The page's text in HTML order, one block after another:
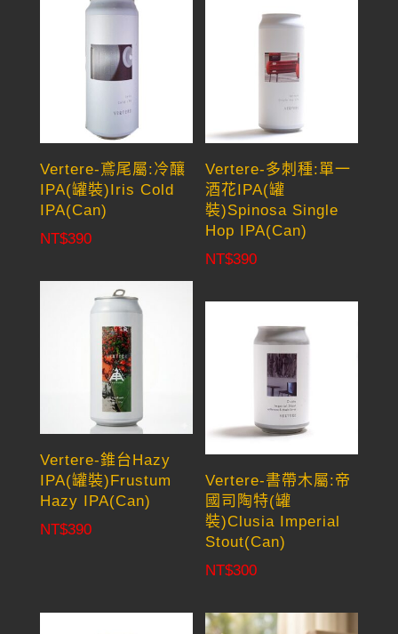
Vertere-鳶尾屬:冷釀
IPA(罐裝)Iris Cold
IPA(Can)
NT$390
Vertere-多刺種:單一
酒花IPA(罐
裝)Spinosa Single
Hop IPA(Can)
NT$390
Vertere-錐台Hazy
IPA(罐裝)Frustum
Hazy IPA(Can)
NT$390
Vertere-書帶木屬:帝
國司陶特(罐
裝)Clusia Imperial
Stout(Can)
NT$300